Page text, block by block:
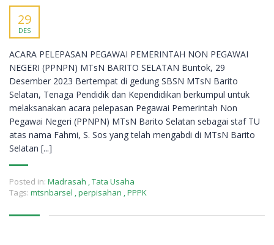
29
DES
ACARA PELEPASAN PEGAWAI PEMERINTAH NON PEGAWAI
NEGERI (PPNPN) MTsN BARITO SELATAN Buntok, 29
Desember 2023 Bertempat di gedung SBSN MTsN Barito
Selatan, Tenaga Pendidik dan Kependidikan berkumpul untuk
melaksanakan acara pelepasan Pegawai Pemerintah Non
Pegawai Negeri (PPNPN) MTsN Barito Selatan sebagai staf TU
atas nama Fahmi, S. Sos yang telah mengabdi di MTsN Barito
Selatan [...]
Posted in: Madrasah ,Tata Usaha
Tags: mtsnbarsel ,perpisahan ,PPPK